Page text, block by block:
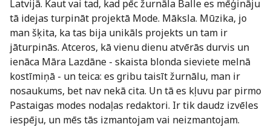
Latvijā. Kaut vai tad, kad pēc žurnāla Balle es mēģināju
tā idejas turpināt projektā Mode. Māksla. Mūzika, jo
man šķita, ka tas bija unikāls projekts un tam ir
jāturpinās. Atceros, kā vienu dienu atvērās durvis un
ienāca Māra Lazdāne - skaista blonda sieviete melnā
kostīmiņā - un teica: es gribu taisīt žurnālu, man ir
nosaukums, bet nav nekā cita. Un tā es kļuvu par pirmo
Pastaigas modes nodaļas redaktori. Ir tik daudz izvēles
iespēju, un mēs tās izmantojam vai neizmantojam.